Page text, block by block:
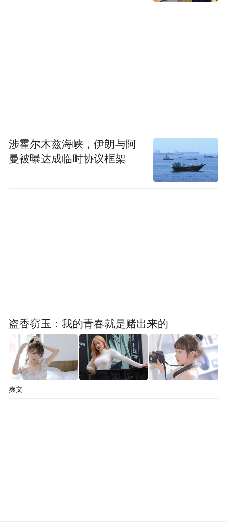
涉霍尔木兹海峡，伊朗与阿
曼被曝达成临时协议框架
盗香窃玉：我的青春就是赌出来的
爽文